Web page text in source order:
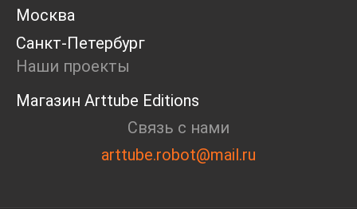
Москва
Санкт-Петербург
Наши проекты
Магазин Arttube Editions
Связь с нами
arttube.robot@mail.ru